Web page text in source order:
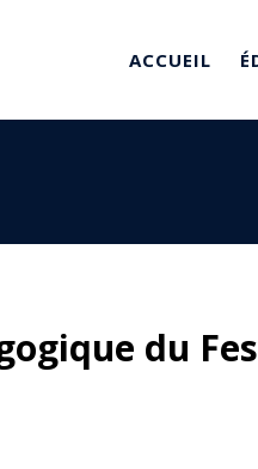
ACCUEIL
du